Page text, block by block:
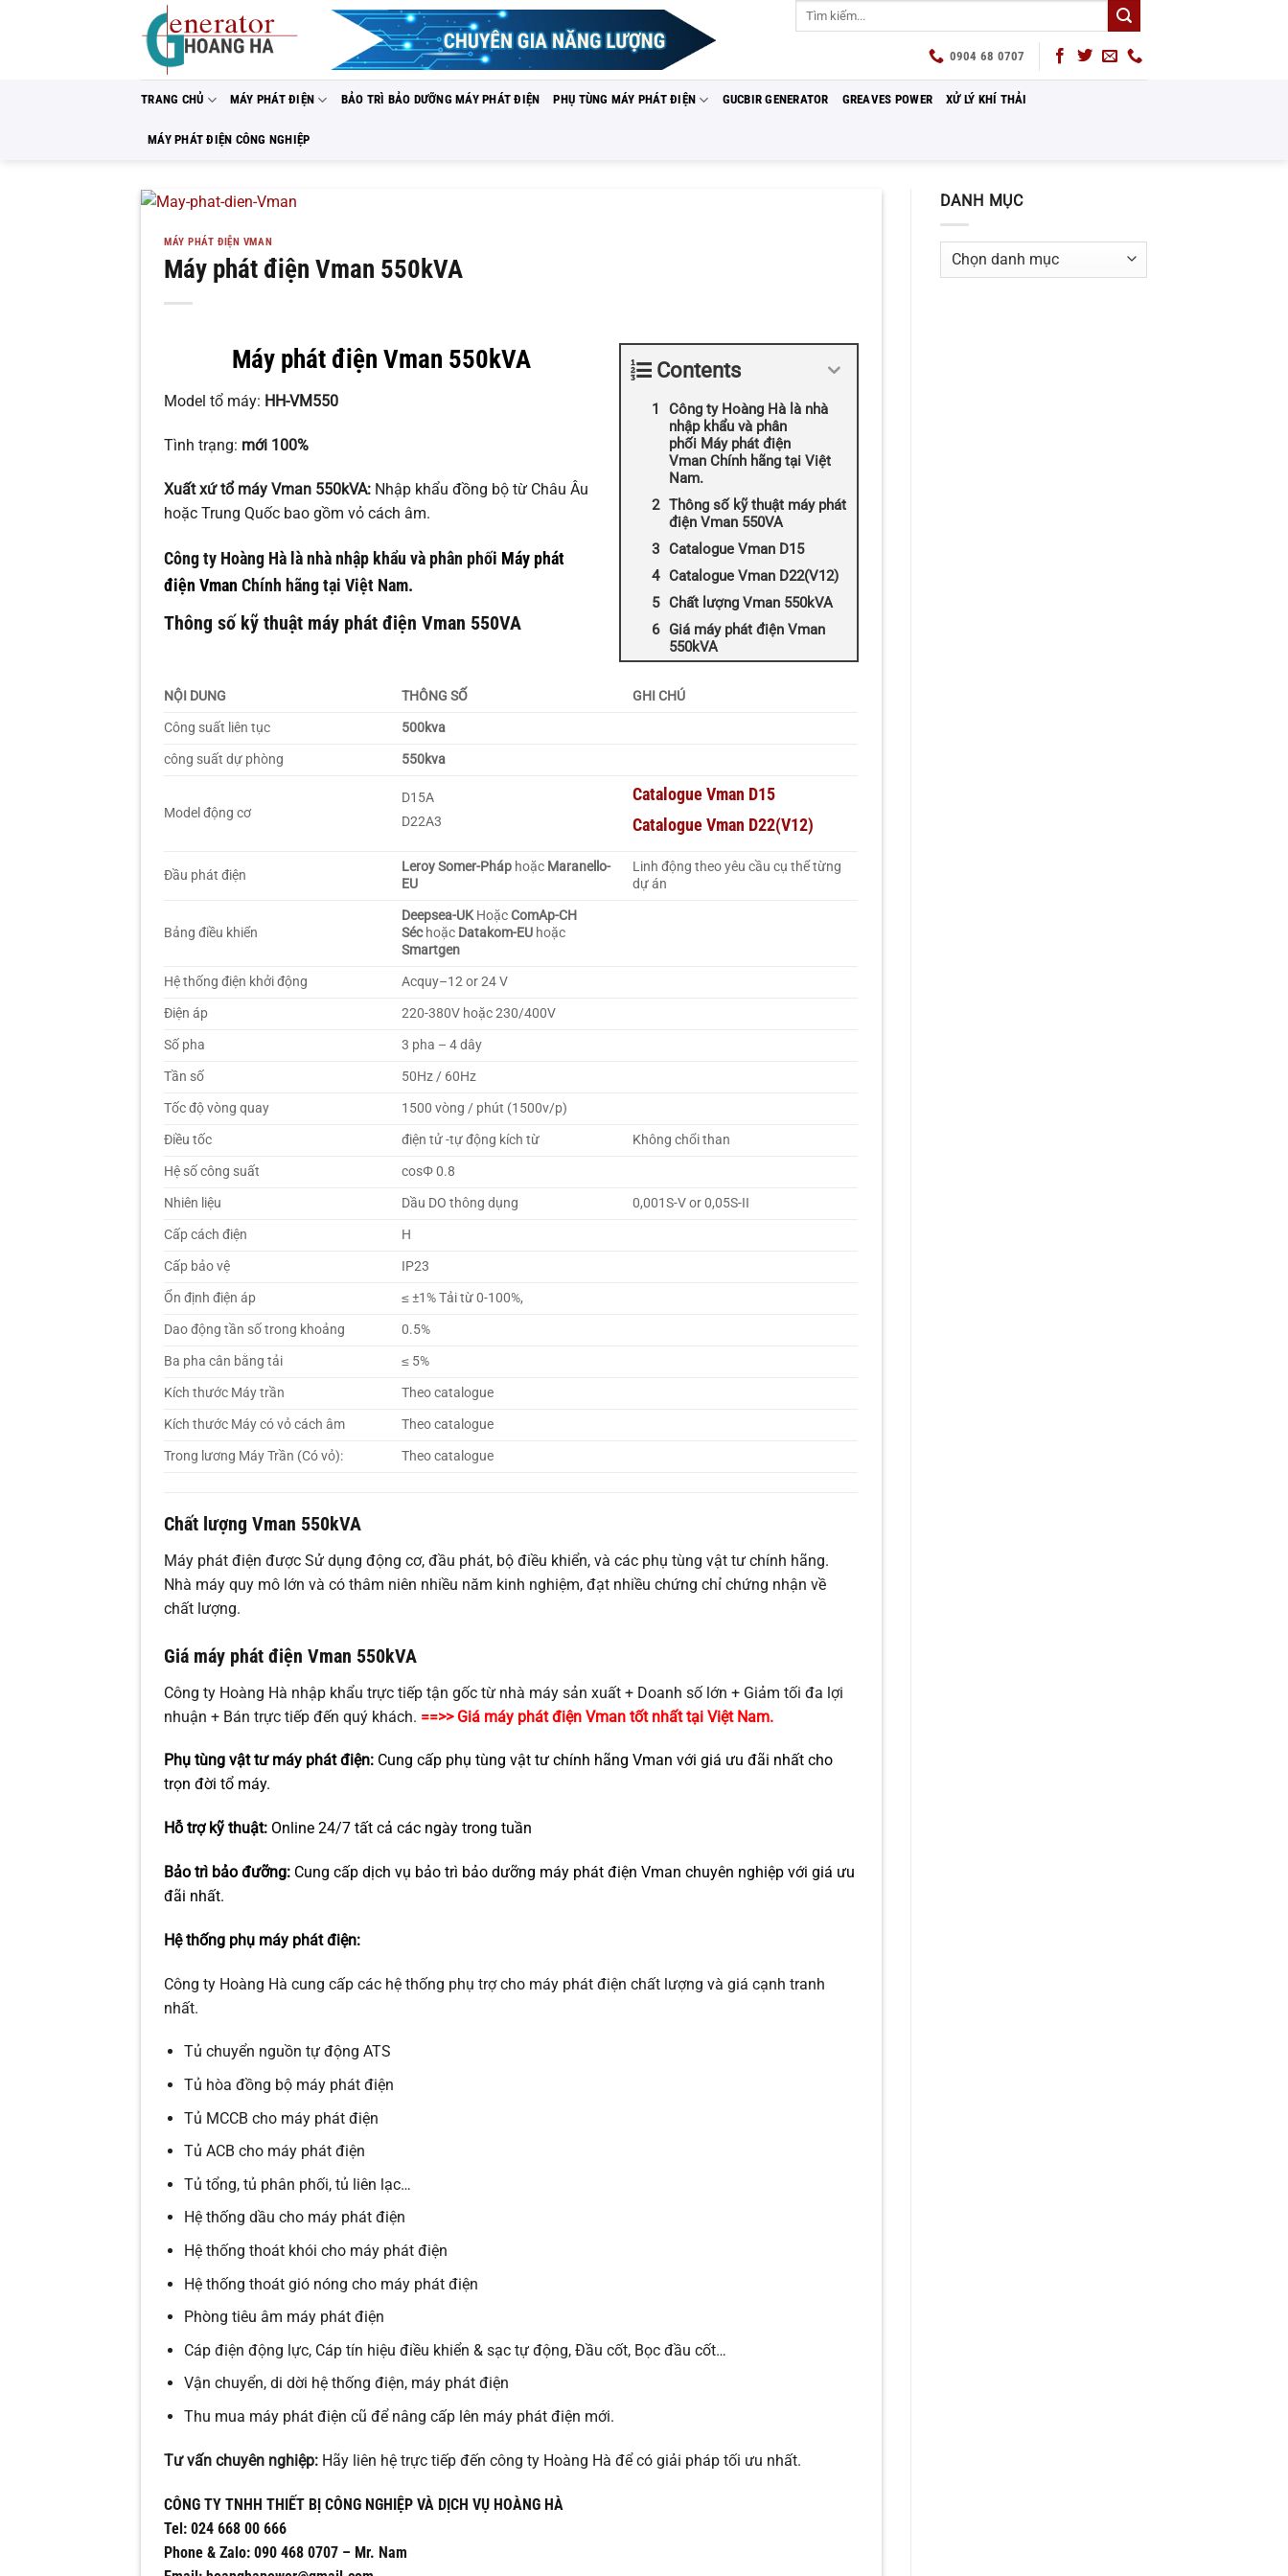
Tìm
0904 68 0707
TRANG CHỦ MÁY PHÁT ĐIỆN BẢO TRÌ BẢO DƯỠNG MÁY PHÁT ĐIỆN PHỤ TÙNG MÁY PHÁT ĐIỆN GUCBIR GENERATOR GREAVES POWER XỬ LÝ KHÍ THẢI
MÁY PHÁT ĐIỆN CÔNG NGHIỆP
MÁY PHÁT ĐIỆN VMAN
Máy phát điện Vman 550kVA
Contents
Công ty Hoàng Hà là nhà
nhập khẩu và phân
phối Máy phát điện
Vman Chính hãng tại Việt
Nam.
Thông số kỹ thuật máy phát
điện Vman 550VA
Catalogue Vman D15
Catalogue Vman D22(V12)
Chất lượng Vman 550kVA
Giá máy phát điện Vman
550kVA
Máy phát điện Vman 550kVA
Model tổ máy: HH-VM550
Tình trạng: mới 100%
Xuất xứ tổ máy Vman 550kVA: Nhập khẩu đồng bộ từ Châu Âu
hoặc Trung Quốc bao gồm vỏ cách âm.
Công ty Hoàng Hà là nhà nhập khẩu và phân phối Máy phát
điện Vman Chính hãng tại Việt Nam.
Thông số kỹ thuật máy phát điện Vman 550VA
NỘI DUNG THÔNG SỐ
GHI CHÚ
Công suất liên tục
500kva
công suất dự phòng
550kva
Model động cơ
D15A
D22A3
Catalogue Vman D15
Catalogue Vman D22(V12)
Đầu phát điện
Leroy Somer-Pháp hoặc Maranello-
EU
Linh động theo yêu cầu cụ thể từng
dự án
Bảng điều khiển
Deepsea-UKHoặcComAp-CH
Séchoặc Datakom-EU hoặc
Smartgen
Hệ thống điện khởi động
Acquy–12 or 24 V
Điện áp
220-380V hoặc 230/400V
Số pha
3 pha – 4 dây
Tần số
50Hz / 60Hz
Tốc độ vòng quay
1500 vòng / phút (1500v/p)
Điều tốc
điện tử -tự động kích từ
Không chổi than
Hệ số công suất
cosΦ 0.8
Nhiên liệu
Dầu DO thông dụng
0,001S-V or 0,05S-II
Cấp cách điện
H
Cấp bảo vệ
IP23
Ổn định điện áp
≤ ±1% Tải từ 0-100%,
Dao động tần số trong khoảng
0.5%
Ba pha cân bằng tải
≤ 5%
Kích thước Máy trần
Theo catalogue
Kích thước Máy có vỏ cách âm
Theo catalogue
Trong lương Máy Trần (Có vỏ):
Theo catalogue
Chất lượng Vman 550kVA
Máy phát điện được Sử dụng động cơ, đầu phát, bộ điều khiển, và các phụ tùng vật tư chính hãng.
Nhà máy quy mô lớn và có thâm niên nhiều năm kinh nghiệm, đạt nhiều chứng chỉ chứng nhận về
chất lượng.
Giá máy phát điện Vman 550kVA
Công ty Hoàng Hà nhập khẩu trực tiếp tận gốc từ nhà máy sản xuất + Doanh số lớn + Giảm tối đa lợi
nhuận + Bán trực tiếp đến quý khách. ==>> Giá máy phát điện Vman tốt nhất tại Việt Nam.
Phụ tùng vật tư máy phát điện: Cung cấp phụ tùng vật tư chính hãng Vman với giá ưu đãi nhất cho
trọn đời tổ máy.
Hỗ trợ kỹ thuật: Online 24/7 tất cả các ngày trong tuần
Bảo trì bảo đưỡng: Cung cấp dịch vụ bảo trì bảo dưỡng máy phát điện Vman chuyên nghiệp với giá ưu
đãi nhất.
Hệ thống phụ máy phát điện:
Công ty Hoàng Hà cung cấp các hệ thống phụ trợ cho máy phát điện chất lượng và giá cạnh tranh
nhất.
Tủ chuyển nguồn tự động ATS
Tủ hòa đồng bộ máy phát điện
Tủ MCCB cho máy phát điện
Tủ ACB cho máy phát điện
Tủ tổng, tủ phân phối, tủ liên lạc…
Hệ thống dầu cho máy phát điện
Hệ thống thoát khói cho máy phát điện
Hệ thống thoát gió nóng cho máy phát điện
Phòng tiêu âm máy phát điện
Cáp điện động lực, Cáp tín hiệu điều khiển & sạc tự động, Đầu cốt, Bọc đầu cốt…
Vận chuyển, di dời hệ thống điện, máy phát điện
Thu mua máy phát điện cũ để nâng cấp lên máy phát điện mới.
Tư vấn chuyên nghiệp: Hãy liên hệ trực tiếp đến công ty Hoàng Hà để có giải pháp tối ưu nhất.
CÔNG TY TNHH THIẾT BỊ CÔNG NGHIỆP VÀ DỊCH VỤ HOÀNG HÀ
Tel: 024 668 00 666
Phone & Zalo: 090 468 0707 – Mr. Nam
DANH MỤC
Danh
mục